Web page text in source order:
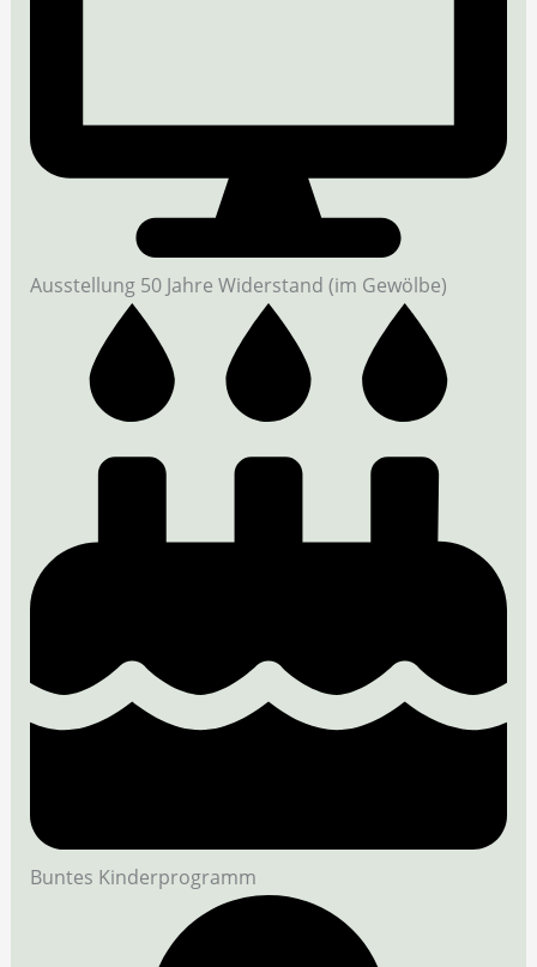
Ausstellung 50 Jahre Widerstand (im Gewölbe)
Buntes Kinderprogramm